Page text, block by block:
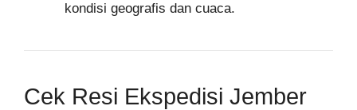
kondisi geografis dan cuaca.
Cek Resi Ekspedisi Jember